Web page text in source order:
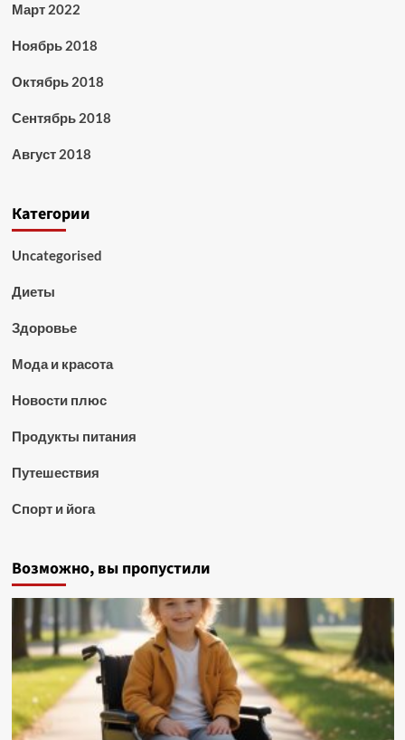
Март 2022
Ноябрь 2018
Октябрь 2018
Сентябрь 2018
Август 2018
Категории
Uncategorised
Диеты
Здоровье
Мода и красота
Новости плюс
Продукты питания
Путешествия
Спорт и йога
Возможно, вы пропустили